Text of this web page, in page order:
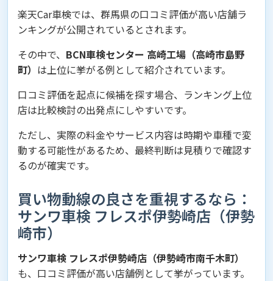
楽天Car車検では、群馬県の口コミ評価が高い店舗ラ
ンキングが公開されているとされます。
その中で、 BCN車検センター 高崎工場（高崎市島野
町） は上位に挙がる例として紹介されています。
口コミ評価を起点に候補を探す場合、ランキング上位
店は比較検討の出発点にしやすいです。
ただし、実際の料金やサービス内容は時期や車種で変
動する可能性があるため、最終判断は見積りで確認す
るのが確実です。
買い物動線の良さを重視するなら：
サンワ車検 フレスポ伊勢崎店（伊勢
崎市）
サンワ車検 フレスポ伊勢崎店（伊勢崎市南千木町）
も、口コミ評価が高い店舗例として挙がっています。